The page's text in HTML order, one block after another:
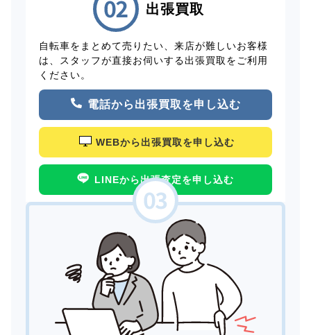
出張買取
自転車をまとめて売りたい、来店が難しいお客様
は、スタッフが直接お伺いする出張買取をご利用
ください。
電話から出張買取を申し込む
WEBから出張買取を申し込む
LINEから出張査定を申し込む